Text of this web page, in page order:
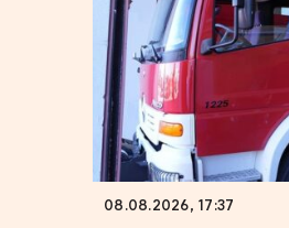
08.08.2026, 17:37